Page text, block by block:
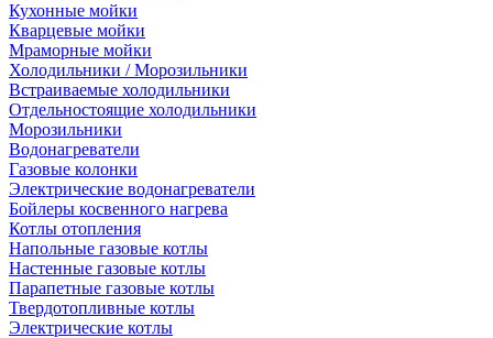
Кухонные мойки
Кварцевые мойки
Мраморные мойки
Холодильники / Морозильники
Встраиваемые холодильники
Отдельностоящие холодильники
Морозильники
Водонагреватели
Газовые колонки
Электрические водонагреватели
Бойлеры косвенного нагрева
Котлы отопления
Напольные газовые котлы
Настенные газовые котлы
Парапетные газовые котлы
Твердотопливные котлы
Электрические котлы